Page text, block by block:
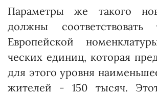
Параметры же такого
должны соответствовать
Европейской
ческих единиц, которая
для этого уровня
жителей - 150 тысяч. Этот